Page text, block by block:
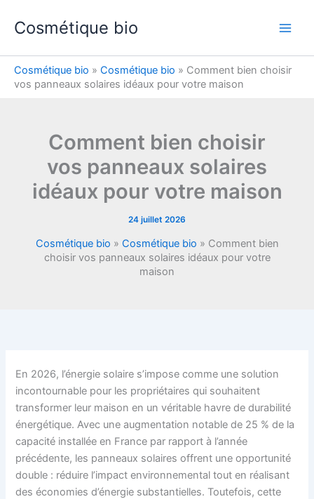
Cosmétique bio
Cosmétique bio » Cosmétique bio » Comment bien choisir
vos panneaux solaires idéaux pour votre maison
Comment bien choisir
vos panneaux solaires
idéaux pour votre maison
24 juillet 2026
Cosmétique bio » Cosmétique bio » Comment bien
choisir vos panneaux solaires idéaux pour votre
maison
En 2026, l’énergie solaire s’impose comme une solution
incontournable pour les propriétaires qui souhaitent
transformer leur maison en un véritable havre de durabilité
énergétique. Avec une augmentation notable de 25 % de la
capacité installée en France par rapport à l’année
précédente, les panneaux solaires offrent une opportunité
double : réduire l’impact environnemental tout en réalisant
des économies d’énergie substantielles. Toutefois, cette